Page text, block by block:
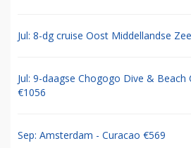
Jul: 8-dg cruise Oost Middellandse
Jul: 9-daagse Chogogo Dive & Beach
€1056
Sep: Amsterdam - Curacao €569